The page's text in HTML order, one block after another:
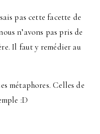
pas cette facette de
n’avons pas pris de
Il faut y remédier au
métaphores. Celles de
:D